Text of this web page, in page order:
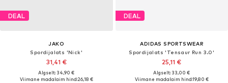
DEAL
JAKO
Spordijalats 'Nick'
31,41 €
Algselt: 34,90 €
Viimane madalaim hind:26,18 €
DEAL
ADIDAS SPORTSWEAR
Spordijalats 'Tensaur Run 3.0'
25,11 €
Algselt: 33,00 €
Viimane madalaim hind:19,80 €